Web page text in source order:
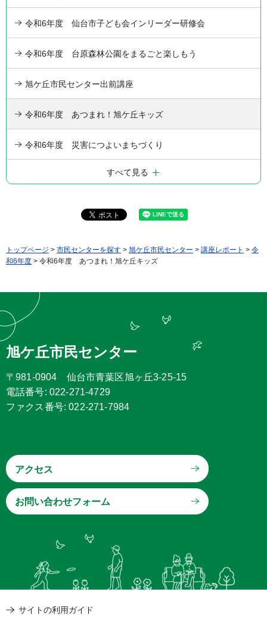
令和6年度 仙台市子ども会インリーダー研修会
令和6年度 台原森林公園をまるごと楽しもう
旭ケ丘市民センター出前講座
令和6年度 あつまれ！旭ケ丘キッズ
令和6年度 災害につよいまちづくり
すべて見る
トップページ > 市民センターを探す > 旭ケ丘市民センター > 講座レポート > 令
和6年度 > 令和6年度 あつまれ！旭ケ丘キッズ
旭ケ丘市民センター
〒981-0904 仙台市青葉区旭ヶ丘3-25-15
電話番号: 022-271-4729
ファクス番号: 022-271-7984
アクセス
サイトの利用ガイド